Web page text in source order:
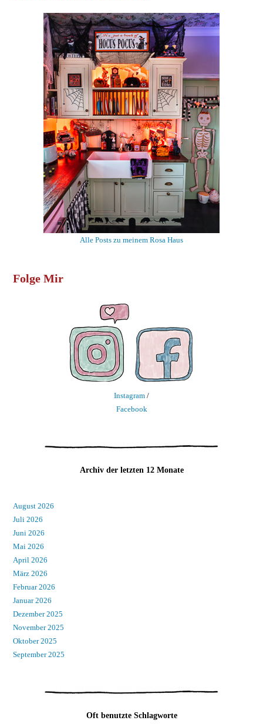
Alle Posts zu meinem Rosa Haus
Folge Mir
Instagram /
Facebook
Archiv der letzten 12 Monate
August 2026
Juli 2026
Juni 2026
Mai 2026
April 2026
März 2026
Februar 2026
Januar 2026
Dezember 2025
November 2025
Oktober 2025
September 2025
Oft benutzte Schlagworte